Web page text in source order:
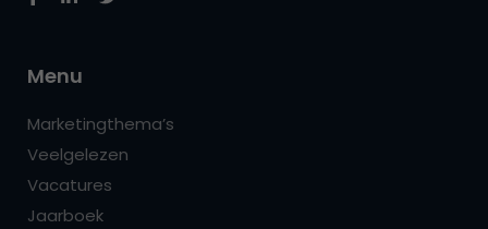
Menu
Marketingthema’s
Veelgelezen
Vacatures
Jaarboek